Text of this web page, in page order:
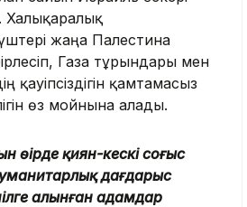
Халықаралық
жаңа Палестина
Газа тұрғындары мен
қауіпсіздігін қамтамасыз
өз мойнына алады.
өңірде қиян-кескі соғыс
дағдарыс
алынған адамдар